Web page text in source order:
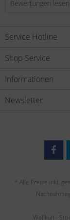
Bewertungen
Service Hotline
Shop Service
Informationen
Newsletter
* Alle Preise inkl.
Wollkult -